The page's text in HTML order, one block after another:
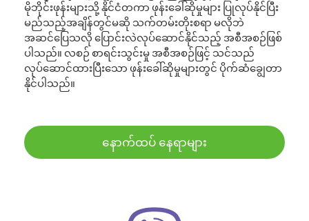
မိုဘိုင်းဖုန်းများသို့ နိုင်ငံတကာ ဖုန်းခေါ်ဆိုမှုများ ပြုလုပ်နိုင်ပြီး
မည်သည့်အချိန်တွင်မဆို သက်တမ်းတိုးစရာ မလိုဘဲ
အဆင်ပြေသလို ပြောင်းလဲလုပ်ဆောင်နိုင်သည့် အစီအစဉ်ဖြစ်
ပါသည်။ လစဉ် စာရင်းသွင်းမှု အစီအစဉ်ဖြင့် သင်သည်
လုပ်ဆောင်ထားပြီးသော ဖုန်းခေါ်ဆိုမှုများတွင် ပိုက်ဆံချွေတာ
နိုင်ပါသည်။
နောက်ထပ် နေရာများ